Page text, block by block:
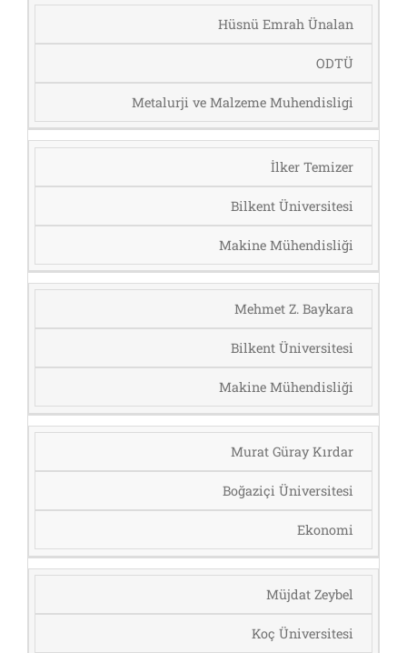
Hüsnü Emrah Ünalan
ODTÜ
Metalurji ve Malzeme Muhendisligi
İlker Temizer
Bilkent Üniversitesi
Makine Mühendisliği
Mehmet Z. Baykara
Bilkent Üniversitesi
Makine Mühendisliği
Murat Güray Kırdar
Boğaziçi Üniversitesi
Ekonomi
Müjdat Zeybel
Koç Üniversitesi